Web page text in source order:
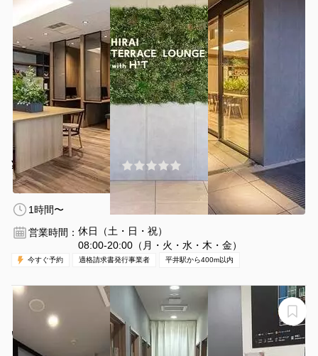
¥580 〜 ¥919 /時間
平井駅 徒歩2分東京都江戸川区平井5丁目17-1
1名
1時間〜
営業時間： 休日（土・日・祝）
08:00-20:00（月・火・水・木・金）
今すぐ予約 適格請求書発行事業者 平井駅から400m以内
【錦糸町駅から徒歩1分】モニター・フリードリンク付き
６名会議室（Room C）※予約時間前は入室不可
いいオフィス錦糸町